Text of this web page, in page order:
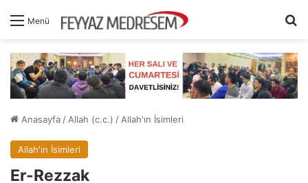
Menü
Anasayfa / Allah (c.c.) / Allah'ın İsimleri
Allah'ın İsimleri
Er-Rezzak